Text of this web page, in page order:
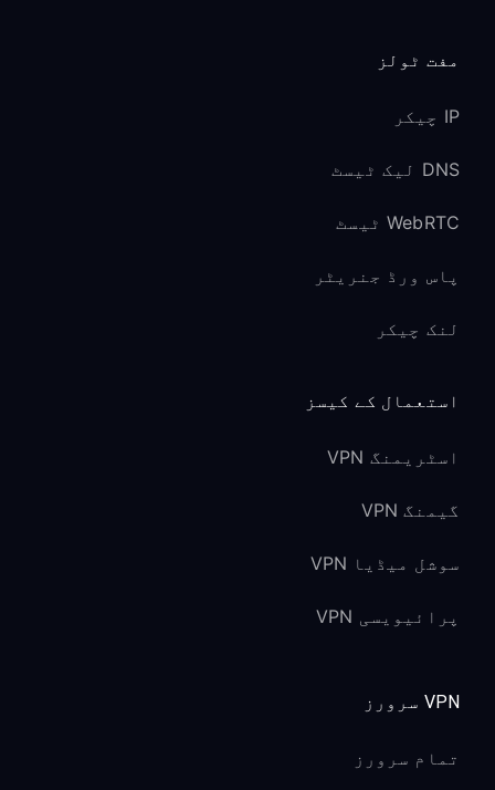
مفت ٹولز
IP چیکر
DNS لیک ٹیسٹ
WebRTC ٹیسٹ
پاس ورڈ جنریٹر
لنک چیکر
استعمال کے کیسز
اسٹریمنگ VPN
گیمنگ VPN
سوشل میڈیا VPN
پرائیویسی VPN
VPN سرورز
تمام سرورز